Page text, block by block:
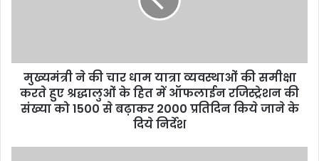
मुख्यमंत्री ने की चार धाम यात्रा व्यवस्थाओं की समीक्षा
करते हुए श्रद्धालुओं के हित में ऑफलाईन रजिस्ट्रेशन की
संख्या को 1500 से बढ़ाकर 2000 प्रतिदिन किये जाने के
दिये निर्देश